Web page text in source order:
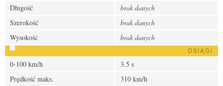
Długość
brak danych
Szerokość
brak danych
Wysokość
brak danych
OSIĄGI
0-100 km/h
3.5 s
Prędkość maks.
310 km/h